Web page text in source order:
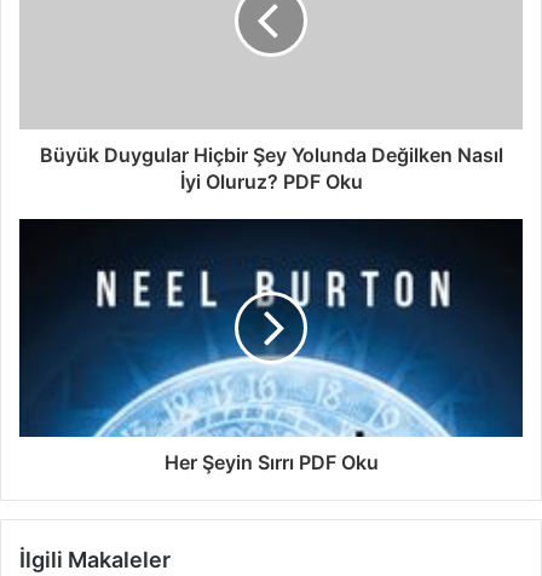
Büyük Duygular Hiçbir Şey Yolunda Değilken Nasıl
İyi Oluruz? PDF Oku
Her Şeyin Sırrı PDF Oku
İlgili Makaleler